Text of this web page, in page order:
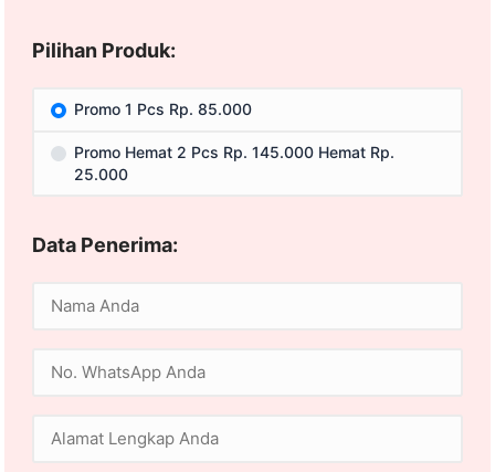
Pilihan Produk:
Promo 1 Pcs Rp. 85.000
Promo Hemat 2 Pcs Rp. 145.000 Hemat Rp.
25.000
Data Penerima: